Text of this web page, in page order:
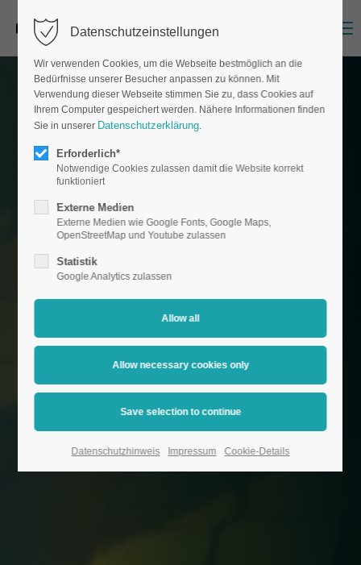
Datenschutzeinstellungen
Wir verwenden Cookies, um die Webseite bestmöglich an die
Bedürfnisse unserer Besucher anpassen zu können. Mit
Verwendung dieser Webseite stimmen Sie zu, dass Cookies auf
Ihrem Computer gespeichert werden. Nähere Informationen finden
Sie in unserer Datenschutzerklärung.
Erforderlich*
Notwendige Cookies zulassen damit die Website korrekt
funktioniert
Externe Medien
Externe Medien wie Google Fonts, Google Maps,
OpenStreetMap und Youtube zulassen
Statistik
Google Analytics zulassen
Datenschutzhinweis Impressum Cookie-Details